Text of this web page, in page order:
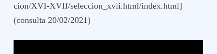
cion/XVI-XVII/seleccion_xvii.html/index.html]
(consulta 20/02/2021)